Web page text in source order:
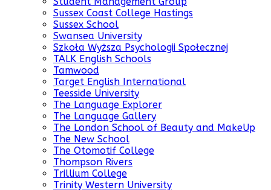
Sussex Coast College Hastings
Sussex School
Swansea University
Szkoła Wyższa Psychologii Społecznej
TALK English Schools
Tamwood
Target English International
Teesside University
The Language Explorer
The Language Gallery
The London School of Beauty and MakeUp
The New School
The Otomotif College
Thompson Rivers
Trillium College
Trinity Western University